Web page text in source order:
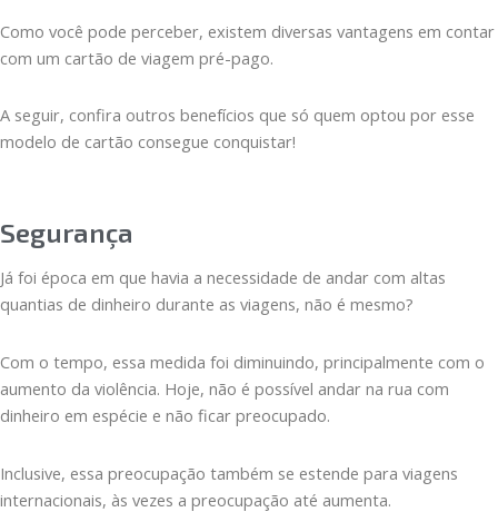
Como você pode perceber, existem diversas vantagens em contar
com um cartão de viagem pré-pago.
A seguir, confira outros benefícios que só quem optou por esse
modelo de cartão consegue conquistar!
Segurança
Já foi época em que havia a necessidade de andar com altas
quantias de dinheiro durante as viagens, não é mesmo?
Com o tempo, essa medida foi diminuindo, principalmente com o
aumento da violência. Hoje, não é possível andar na rua com
dinheiro em espécie e não ficar preocupado.
Inclusive, essa preocupação também se estende para viagens
internacionais, às vezes a preocupação até aumenta.